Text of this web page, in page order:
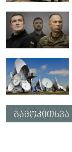
გამოკითხვა